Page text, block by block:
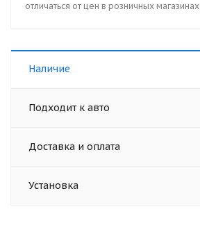
отличаться от цен в розничных магазинах
Наличие
Подходит к авто
Доставка и оплата
Установка